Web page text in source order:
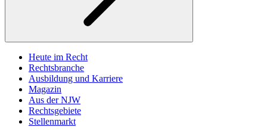
Heute im Recht
Rechtsbranche
Ausbildung und Karriere
Magazin
Aus der NJW
Rechtsgebiete
Stellenmarkt